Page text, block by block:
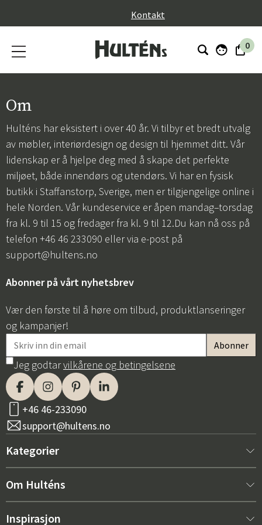
Sverige
Danmark
Norge
Kontakt
0
Om
Hulténs har eksistert i over 40 år. Vi tilbyr et bredt utvalg
av møbler, interiørdesign og design til hjemmet ditt. Vår
lidenskap er å hjelpe deg med å skape det perfekte
miljøet, både innendørs og utendørs. Vi har en fysisk
butikk i Staffanstorp, Sverige, men er tilgjengelige online i
hele Norden. Vår kundeservice er åpen mandag–torsdag
fra kl. 9 til 15 og fredager fra kl. 9 til 12.Du kan nå oss på
telefon +46 46 233090 eller via e-post på
support@hultens.no
Abonner på vårt nyhetsbrev
Vær den første til å høre om tilbud, produktlanseringer
og kampanjer!
Jeg godtarvilkårene og betingelsene
+46 46-233090
support@hultens.no
Kategorier
Nytt hos oss
Om Hulténs
Om Hulténs
Inspirasjon